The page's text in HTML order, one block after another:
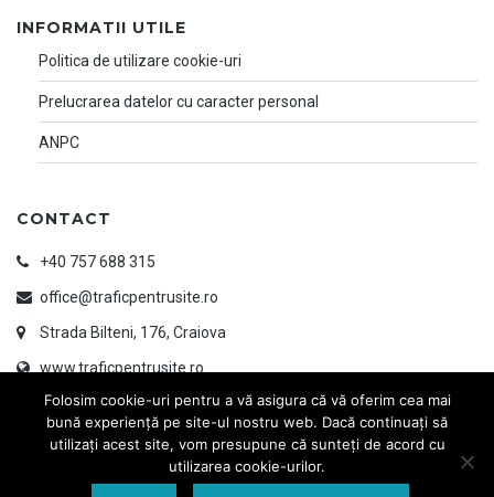
INFORMATII UTILE
Politica de utilizare cookie-uri
Prelucrarea datelor cu caracter personal
ANPC
CONTACT
+40 757 688 315
office@traficpentrusite.ro
Strada Bilteni, 176, Craiova
www.traficpentrusite.ro
Folosim cookie-uri pentru a vă asigura că vă oferim cea mai
bună experiență pe site-ul nostru web. Dacă continuați să
utilizați acest site, vom presupune că sunteți de acord cu
utilizarea cookie-urilor.